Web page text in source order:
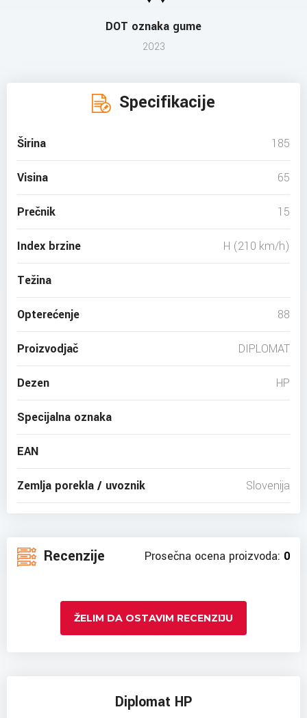
DOT oznaka gume
2023
Specifikacije
Širina 185
Visina 65
Prečnik 15
Index brzine H (210 km/h)
Težina
Opterećenje 88
Proizvodjač DIPLOMAT
Dezen HP
Specijalna oznaka
EAN
Zemlja porekla / uvoznik Slovenija
Recenzije Prosečna ocena proizvoda: 0
ŽELIM DA OSTAVIM RECENZIJU
Diplomat HP